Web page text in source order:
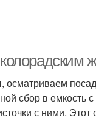
сбор в емкость
с ними. Этот